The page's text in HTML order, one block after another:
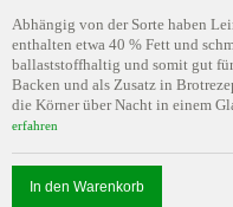
Abhängig von der Sorte haben
enthalten etwa 40 % Fett und
ballaststoffhaltig und somit gut
Backen und als Zusatz in
die Körner über Nacht in einem
erfahren
In den Warenkorb